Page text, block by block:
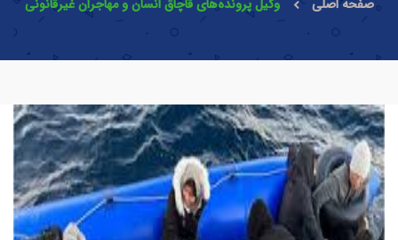
صفحه اصلی وکیل پرونده‌های قاچاق انسان و مهاجران غیرقانونی